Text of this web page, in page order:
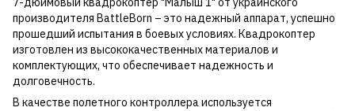
производителя BattleBorn – это надежный аппарат, успешно
прошедший испытания в боевых условиях. Квадрокоптер
изготовлен из высококачественных материалов и
комплектующих, что обеспечивает надежность и
долговечность.
В качестве полетного контроллера используется